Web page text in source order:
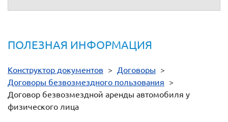
ПОЛЕЗНАЯ ИНФОРМАЦИЯ
Конструктор документов > Договоры >
Договоры безвозмездного пользования >
Договор безвозмездной аренды автомобиля у
физического лица